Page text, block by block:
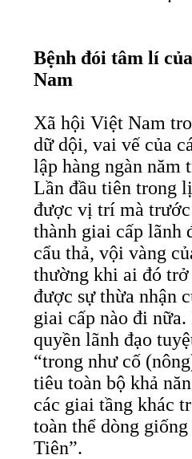
Bệnh đói tâm lí
Nam
Xã hội Việt Nam
dữ dội, vai vế của
lập hàng ngàn năm
Lần đầu tiên trong
được vị trí mà
thành giai cấp lãnh
cẩu thả, vội vàng
thường khi ai đó trở
được sự thừa nhận
giai cấp nào đi
quyền lãnh đạo
“trong như cố
tiêu toàn bộ khả
các giai tầng khác
toàn thể dòng
Tiên”.